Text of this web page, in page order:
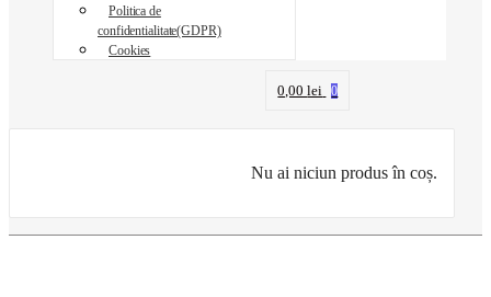
Politica de
confidentialitate(GDPR)
Cookies
0,00lei 0
Nu ai niciun produs în coș.